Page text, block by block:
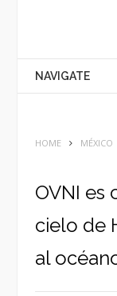
NAVIGATE
HOME MÉXICO
OVNI es
cielo de
al